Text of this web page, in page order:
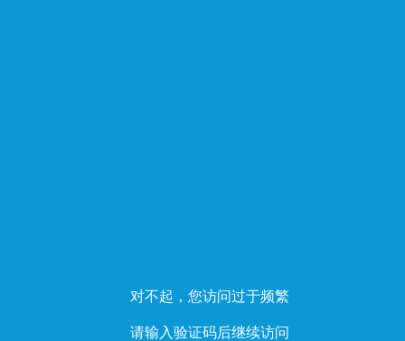
对不起，您访问过于频繁
请输入验证码后继续访问